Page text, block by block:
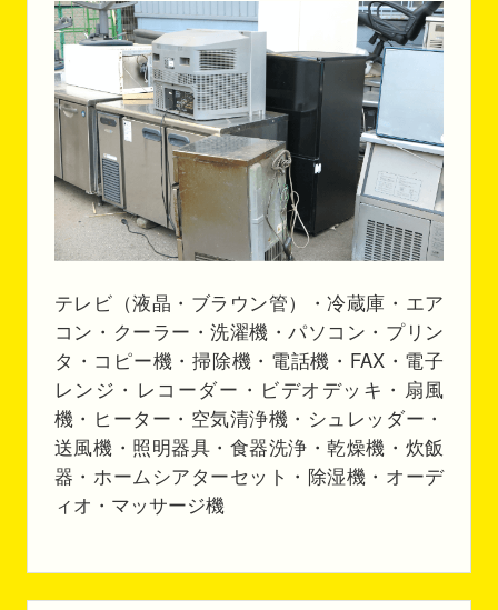
テレビ（液晶・ブラウン管）・冷蔵庫・エア
コン・クーラー・洗濯機・パソコン・プリン
タ・コピー機・掃除機・電話機・FAX・電子
レンジ・レコーダー・ビデオデッキ・扇風
機・ヒーター・空気清浄機・シュレッダー・
送風機・照明器具・食器洗浄・乾燥機・炊飯
器・ホームシアターセット・除湿機・オーデ
ィオ・マッサージ機